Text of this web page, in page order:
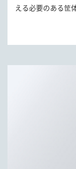
える必要のある筐